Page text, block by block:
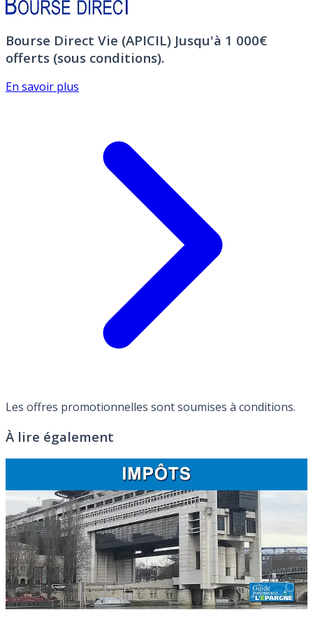
Bourse Direct Vie (APICIL) Jusqu'à 1 000€
offerts (sous conditions).
En savoir plus
Les offres promotionnelles sont soumises à conditions.
À lire également